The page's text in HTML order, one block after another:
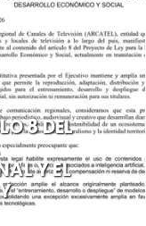
8 DEL
Y EL